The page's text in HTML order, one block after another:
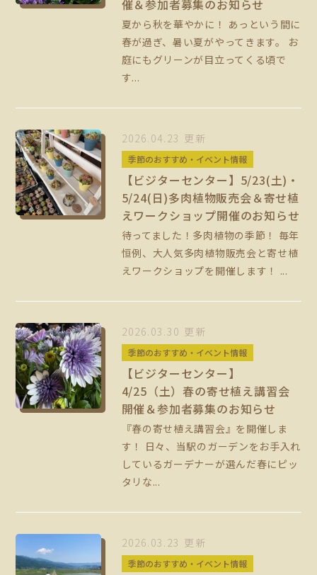
催＆参加者募集のお知らせ
夏から秋を華やかに！ あっという間に
春が過ぎ、暑い夏がやってきます。 お
庭にもグリーンが目立ってくる頃で
す...
2026.04.23 更新
季節のおすすめ・イベント情報
【ビジターセンター】5/23(土)・
5/24(日)多肉植物販売会＆寄せ植
えワークショップ開催のお知らせ
待ってました！多肉植物の季節！ 毎年
恒例、大人気多肉植物販売会と寄せ植
えワークショップを開催します！ ...
2026.03.30 更新
季節のおすすめ・イベント情報
【ビジターセンター】
4/25（土）春の寄せ植え講習会
開催＆参加者募集のお知らせ
『春の寄せ植え講習会』を開催しま
す！ 日々、当駅のガーデンをお手入れ
しているガーデナーが選んだ春にピッ
タリな...
2026.03.23 更新
季節のおすすめ・イベント情報